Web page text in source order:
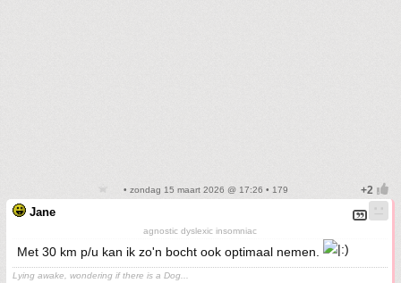
• zondag 15 maart 2026 @ 17:26 • 179
Jane
agnostic dyslexic insomniac
Met 30 km p/u kan ik zo'n bocht ook optimaal nemen.
Lying awake, wondering if there is a Dog...